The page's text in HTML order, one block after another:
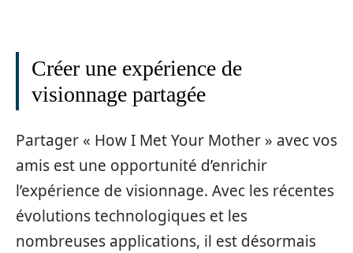
Créer une expérience de
visionnage partagée
Partager « How I Met Your Mother » avec vos
amis est une opportunité d’enrichir
l’expérience de visionnage. Avec les récentes
évolutions technologiques et les
nombreuses applications, il est désormais